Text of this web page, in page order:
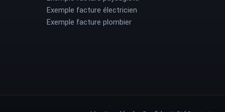
Exemple facture électricien
Exemple facture plombier